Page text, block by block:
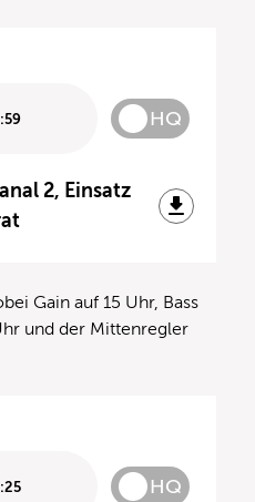
HQ
2, Einsatz
Gain auf 15 Uhr, Bass
und der Mittenregler
HQ